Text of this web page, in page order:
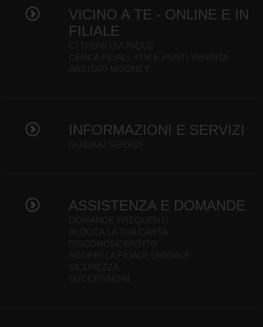
VICINO A TE - ONLINE E IN
FILIALE
INFORMAZIONI E SERVIZI
ASSISTENZA E DOMANDE